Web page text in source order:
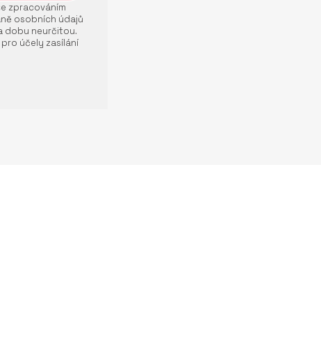
zpracováním
osobních údajů
dobu neurčitou.
účely zasílání